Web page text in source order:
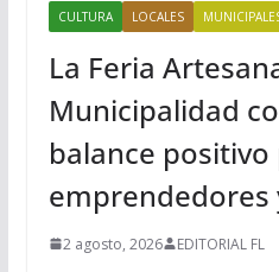
CULTURA LOCALES
La Feria
Municipalidad
balance positivo
emprendedores
2 agosto, 2026 EDITORIAL FL